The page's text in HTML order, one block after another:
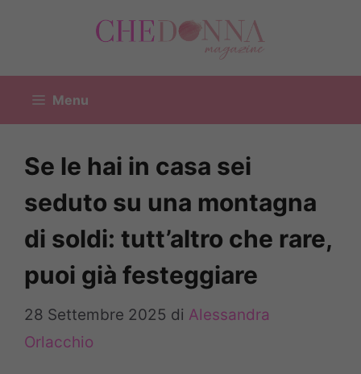
Menu
Se le hai in casa sei
seduto su una montagna
di soldi: tutt’altro che rare,
puoi già festeggiare
28 Settembre 2025 di Alessandra
Orlacchio